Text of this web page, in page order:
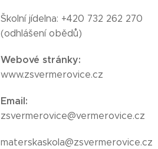
Školní jídelna: +420 732 262 270
(odhlášení obědů)
Webové stránky:
www.zsvermerovice.cz
Email:
zsvermerovice@vermerovice.cz
materskaskola@zsvermerovice.cz